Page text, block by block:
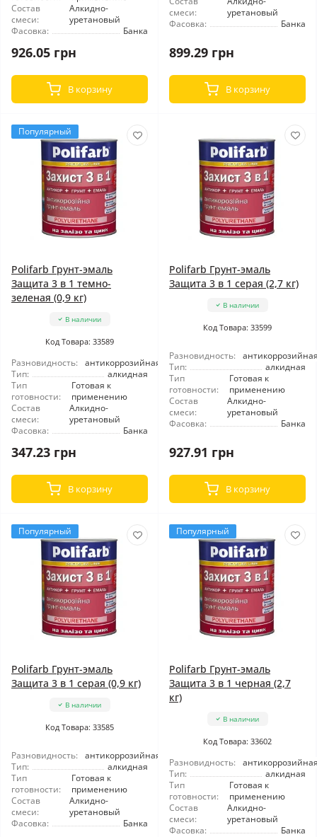
Состав
смеси:
Алкидно-
уретановый
Фасовка:
Банка
926.05 грн
В корзину
смеси:
уретановый
Фасовка:
Банка
899.29 грн
В корзину
Популярный
Polifarb Грунт-эмаль
Защита 3 в 1 темно-
зеленая (0,9 кг)
В наличии
Код Товара: 33589
Разновидность:
антикоррозийная
Тип:
алкидная
Тип
готовности:
Готовая к
применению
Состав
смеси:
Алкидно-
уретановый
Фасовка:
Банка
347.23 грн
В корзину
Polifarb Грунт-эмаль
Защита 3 в 1 серая (2,7 кг)
В наличии
Код Товара: 33599
Разновидность:
Тип:
алкидная
Тип
готовности:
Готовая к
применению
Состав
смеси:
Алкидно-
уретановый
Фасовка:
Банка
927.91 грн
В корзину
Популярный
Polifarb Грунт-эмаль
Защита 3 в 1 серая (0,9 кг)
В наличии
Код Товара: 33585
Разновидность:
антикоррозийная
Тип:
алкидная
Тип
готовности:
Готовая к
применению
Состав
смеси:
Алкидно-
уретановый
Фасовка:
Банка
Популярный
Polifarb Грунт-эмаль
Защита 3 в 1 черная (2,7
кг)
В наличии
Код Товара: 33602
Разновидность:
Тип:
алкидная
Тип
готовности:
Готовая к
применению
Состав
смеси:
Алкидно-
уретановый
Фасовка:
Банка